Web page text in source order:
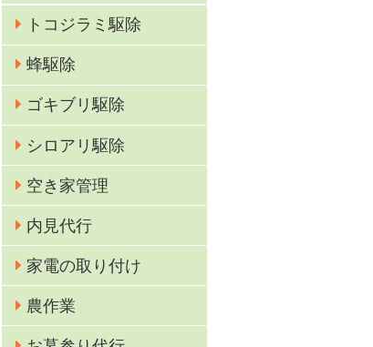
トコジラミ駆除
蜂駆除
ゴキブリ駆除
シロアリ駆除
空き家管理
内見代行
家電の取り付け
農作業